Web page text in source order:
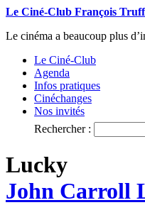
Le Ciné-Club François
Le cinéma a beaucoup plus
Le Ciné-Club
Agenda
Infos pratiques
Cinéchanges
Nos invités
Rechercher :
Lucky
John Carroll